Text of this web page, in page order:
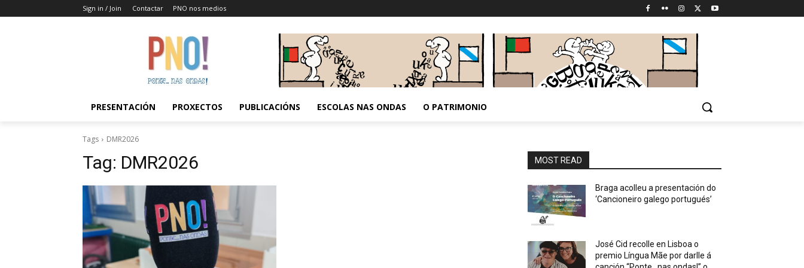
Sign in / Join Contactar PNO nos medios
PRESENTACIÓN PROXECTOS PUBLICACIÓNS ESCOLAS NAS ONDAS O PATRIMONIO
Tags DMR2026
Tag: DMR2026 MOST READ
Braga acolleu a presentación do
‘Cancioneiro galego portugués’
José Cid recolle en Lisboa o
premio Língua Mãe por darlle á